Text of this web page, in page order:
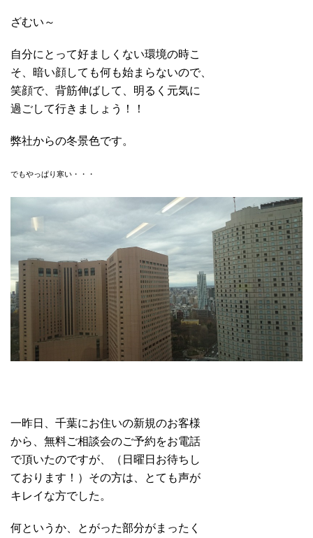
ざむい～
自分にとって好ましくない環境の時こ
そ、暗い顔しても何も始まらないので、
笑顔で、背筋伸ばして、明るく元気に
過ごして行きましょう！！
弊社からの冬景色です。
でもやっぱり寒い・・・
一昨日、千葉にお住いの新規のお客様
から、無料ご相談会のご予約をお電話
で頂いたのですが、（日曜日お待ちし
ております！）その方は、とても声が
キレイな方でした。
何というか、とがった部分がまったく